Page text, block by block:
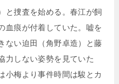
と捜査を始める。春江が飼
血痕が付着していた。嘘を
ない迫田（角野卓造）と藤
力しない姿勢を見ていた
小梅より事件時間は駿とカ